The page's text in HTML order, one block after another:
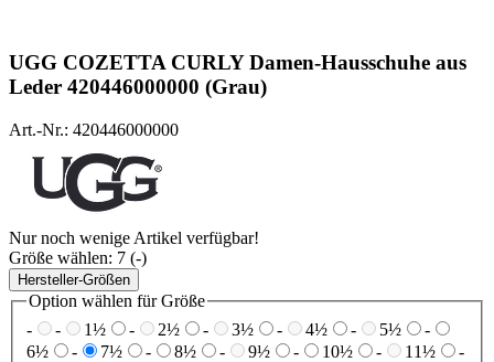
UGG COZETTA CURLY Damen-Hausschuhe aus
Leder 420446000000 (Grau)
Art.-Nr.: 420446000000
Nur noch wenige Artikel verfügbar!
Größe wählen: 7 (-)
Hersteller-Größen
Option wählen für Größe
-
- 1½ - 2½ - 3½ - 4½ - 5½
-
6½
- 7½ - 8½ - 9½ - 10½ - 11½ -